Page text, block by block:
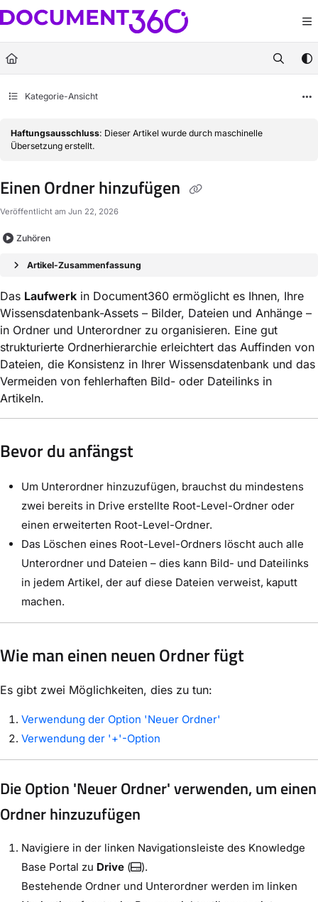
Documentation Index
Fetch the complete documentation index at:https://docs.document360.com/
Use this file to discover all available pages before exploring further.
Kategorie-Ansicht
Haftungsausschluss: Dieser Artikel wurde durch maschinelle
Übersetzung erstellt.
Einen Ordner hinzufügen
Veröffentlicht am Jun 22, 2026
Zuhören
Artikel-Zusammenfassung
Das Laufwerk in Document360 ermöglicht es Ihnen, Ihre
Wissensdatenbank-Assets – Bilder, Dateien und Anhänge –
in Ordner und Unterordner zu organisieren. Eine gut
strukturierte Ordnerhierarchie erleichtert das Auffinden von
Dateien, die Konsistenz in Ihrer Wissensdatenbank und das
Vermeiden von fehlerhaften Bild- oder Dateilinks in
Artikeln.
Bevor du anfängst
Um Unterordner hinzuzufügen, brauchst du mindestens
zwei bereits in Drive erstellte Root-Level-Ordner oder
einen erweiterten Root-Level-Ordner.
Das Löschen eines Root-Level-Ordners löscht auch alle
Unterordner und Dateien – dies kann Bild- und Dateilinks
in jedem Artikel, der auf diese Dateien verweist, kaputt
machen.
Wie man einen neuen Ordner fügt
Es gibt zwei Möglichkeiten, dies zu tun:
Verwendung der Option 'Neuer Ordner'
Verwendung der '+'-Option
Die Option 'Neuer Ordner' verwenden, um einen
Ordner hinzuzufügen
Navigiere in der linken Navigationsleiste des Knowledge
Base Portal zu Drive (
).
Bestehende Ordner und Unterordner werden im linken